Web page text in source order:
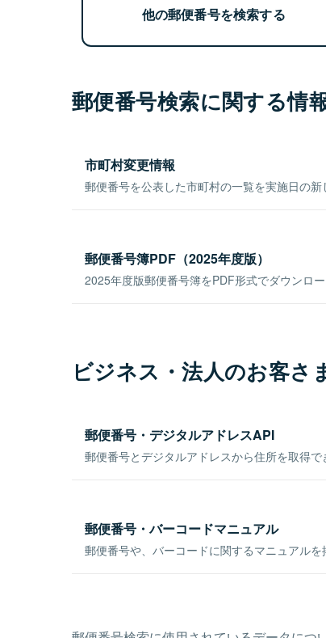
他の郵便番号を検索する
郵便番号検索に関する情
市町村変更情報
郵便番号を公表した市町村の一覧を実施日の新
郵便番号簿PDF（2025年度版）
2025年度版郵便番号簿をPDF形式でダウンロー
ビジネス・法人のお客さ
郵便番号・デジタルアドレスAPI
郵便番号とデジタルアドレスから住所を取得で
郵便番号・バーコードマニュアル
郵便番号や、バーコードに関するマニュアルを